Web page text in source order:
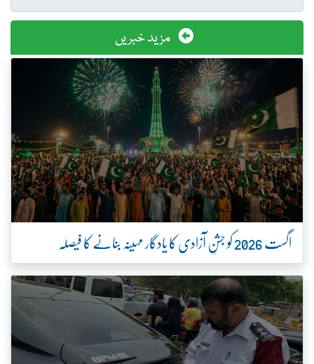
مزید خبریں
اگست 2026 کو جشنِ آزادی کا یادگار مہینہ بنانے کا فیصلہ